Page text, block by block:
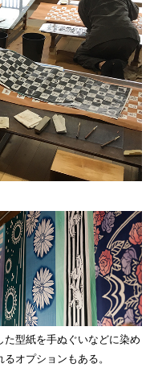
た型紙を手ぬぐいなどに染め
るオプションもある。